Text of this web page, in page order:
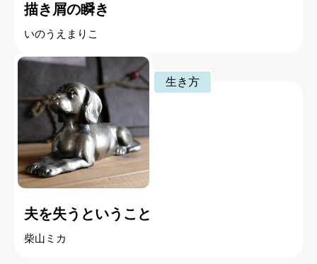
描き屑の瞬き
いのうえまりこ
生き方
夫を失うということ
柴山ミカ